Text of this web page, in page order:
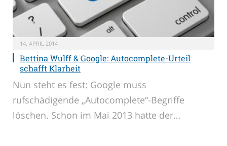
14. APRIL 2014
Bettina Wulff & Google: Autocomplete-Urteil
schafft Klarheit
Nun steht es fest: Google muss
rufschädigende „Autocomplete“-Begriffe
löschen. Schon im Mai 2013 hatte der…